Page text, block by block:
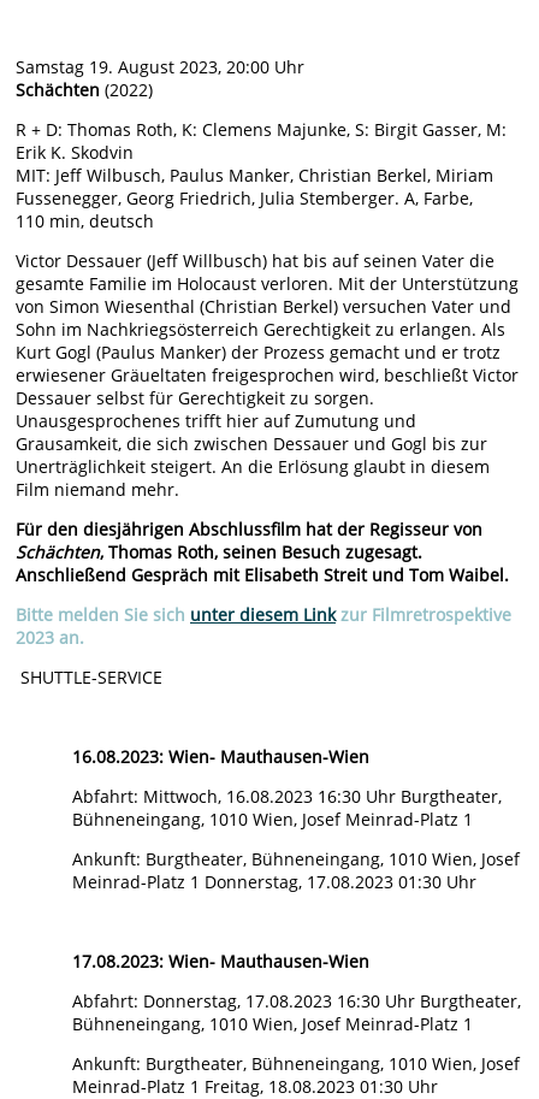
Samstag 19. August 2023, 20:00 Uhr
Schächten (2022)
R + D: Thomas Roth, K: Clemens Majunke, S: Birgit Gasser, M:
Erik K. Skodvin
MIT: Jeff Wilbusch, Paulus Manker, Christian Berkel, Miriam
Fussenegger, Georg Friedrich, Julia Stemberger. A, Farbe,
110 min, deutsch
Victor Dessauer (Jeff Willbusch) hat bis auf seinen Vater die
gesamte Familie im Holocaust verloren. Mit der Unterstützung
von Simon Wiesenthal (Christian Berkel) versuchen Vater und
Sohn im Nachkriegsösterreich Gerechtigkeit zu erlangen. Als
Kurt Gogl (Paulus Manker) der Prozess gemacht und er trotz
erwiesener Gräueltaten freigesprochen wird, beschließt Victor
Dessauer selbst für Gerechtigkeit zu sorgen.
Unausgesprochenes trifft hier auf Zumutung und
Grausamkeit, die sich zwischen Dessauer und Gogl bis zur
Unerträglichkeit steigert. An die Erlösung glaubt in diesem
Film niemand mehr.
Für den diesjährigen Abschlussfilm hat der Regisseur von
Schächten, Thomas Roth, seinen Besuch zugesagt.
Anschließend Gespräch mit Elisabeth Streit und Tom Waibel.
Bitte melden Sie sich unter diesem Linkzur Filmretrospektive
2023 an.
SHUTTLE-SERVICE
16.08.2023: Wien- Mauthausen-Wien
Abfahrt: Mittwoch, 16.08.2023 16:30 Uhr Burgtheater,
Bühneneingang, 1010 Wien, Josef Meinrad-Platz 1
Ankunft: Burgtheater, Bühneneingang, 1010 Wien, Josef
Meinrad-Platz 1 Donnerstag, 17.08.2023 01:30 Uhr
17.08.2023: Wien- Mauthausen-Wien
Abfahrt: Donnerstag, 17.08.2023 16:30 Uhr Burgtheater,
Bühneneingang, 1010 Wien, Josef Meinrad-Platz 1
Ankunft: Burgtheater, Bühneneingang, 1010 Wien, Josef
Meinrad-Platz 1 Freitag, 18.08.2023 01:30 Uhr